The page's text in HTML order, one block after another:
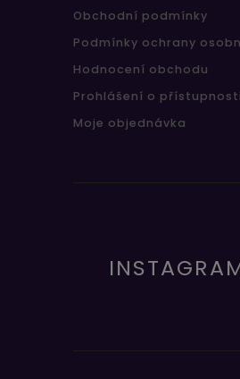
Obchodní podmínky
Podmínky ochrany
Hodnocení obchodu
Prohlášení o přístupnosti
Moje objednávka